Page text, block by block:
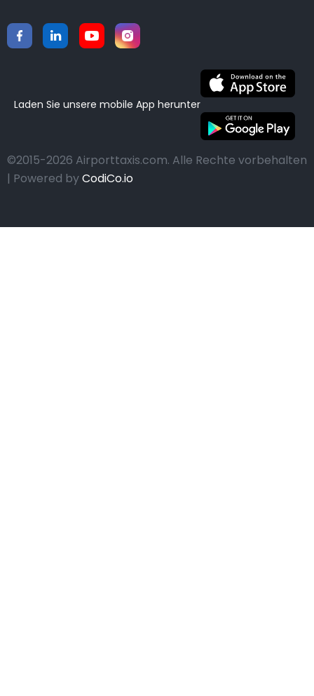
Laden Sie unsere mobile App herunter
©2015-2026 Airporttaxis.com. Alle Rechte vorbehalten
| Powered byCodiCo.io